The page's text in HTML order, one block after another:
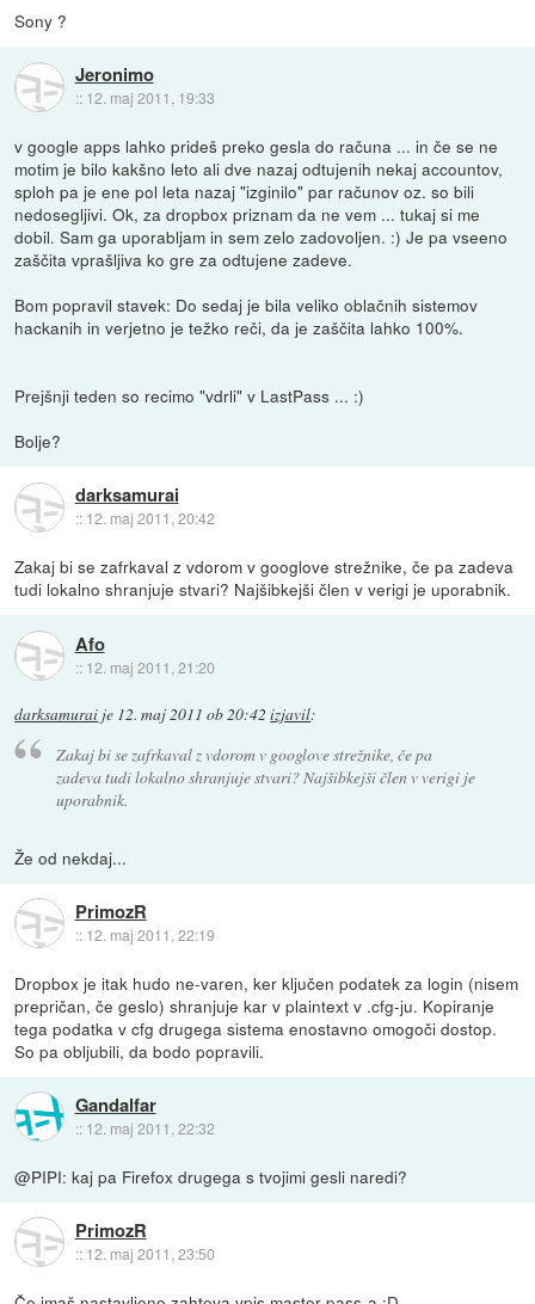
Sony ?
Jeronimo
:: 12. maj 2011, 19:33
v google apps lahko prideš preko gesla do računa ... in če se ne
motim je bilo kakšno leto ali dve nazaj odtujenih nekaj accountov,
sploh pa je ene pol leta nazaj "izginilo" par računov oz. so bili
nedosegljivi. Ok, za dropbox priznam da ne vem ... tukaj si me
dobil. Sam ga uporabljam in sem zelo zadovoljen. :) Je pa vseeno
zaščita vprašljiva ko gre za odtujene zadeve.
Bom popravil stavek: Do sedaj je bila veliko oblačnih sistemov
hackanih in verjetno je težko reči, da je zaščita lahko 100%.
Prejšnji teden so recimo "vdrli" v LastPass ... :)
Bolje?
darksamurai
:: 12. maj 2011, 20:42
Zakaj bi se zafrkaval z vdorom v googlove strežnike, če pa zadeva
tudi lokalno shranjuje stvari? Najšibkejši člen v verigi je uporabnik.
Afo
:: 12. maj 2011, 21:20
darksamurai je 12. maj 2011 ob 20:42 izjavil:
Zakaj bi se zafrkaval z vdorom v googlove strežnike, če pa
zadeva tudi lokalno shranjuje stvari? Najšibkejši člen v verigi je
uporabnik.
Že od nekdaj...
PrimozR
:: 12. maj 2011, 22:19
Dropbox je itak hudo ne-varen, ker ključen podatek za login (nisem
prepričan, če geslo) shranjuje kar v plaintext v .cfg-ju. Kopiranje
tega podatka v cfg drugega sistema enostavno omogoči dostop.
So pa obljubili, da bodo popravili.
Gandalfar
:: 12. maj 2011, 22:32
@PIPI: kaj pa Firefox drugega s tvojimi gesli naredi?
PrimozR
:: 12. maj 2011, 23:50